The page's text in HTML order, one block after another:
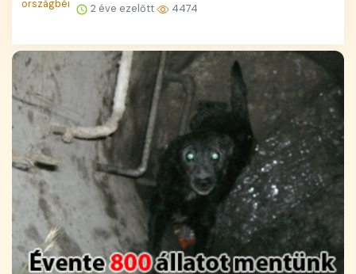
2 éve ezelőtt 4474